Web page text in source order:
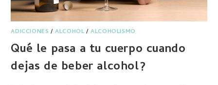
ADICCIONES /ALCOHOL /ALCOHOLISMO
Qué le pasa a tu cuerpo cuando
dejas de beber alcohol?